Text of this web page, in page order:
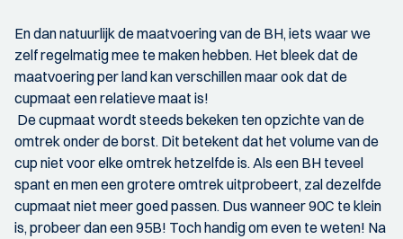
En dan natuurlijk de maatvoering van de BH, iets waar we
zelf regelmatig mee te maken hebben. Het bleek dat de
maatvoering per land kan verschillen maar ook dat de
cupmaat een relatieve maat is!
De cupmaat wordt steeds bekeken ten opzichte van de
omtrek onder de borst. Dit betekent dat het volume van de
cup niet voor elke omtrek hetzelfde is. Als een BH teveel
spant en men een grotere omtrek uitprobeert, zal dezelfde
cupmaat niet meer goed passen. Dus wanneer 90C te klein
is, probeer dan een 95B! Toch handig om even te weten! Na